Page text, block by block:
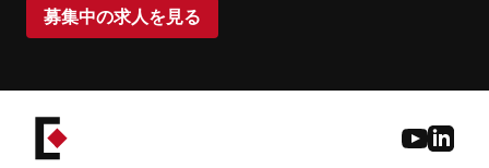
募集中の求人を見る